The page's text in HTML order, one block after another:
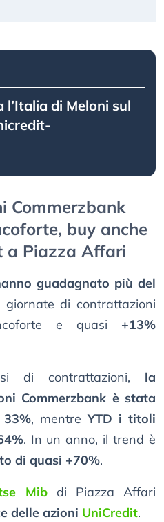
di Meloni sul
Commerzbank
buy anche
a Piazza Affari
guadagnato più del
giornate di contrattazioni
e quasi +13%
di contrattazioni, la
Commerzbank è stata
, mentreYTD i titoli
. In un anno, il trend è
di quasi +70%.
Mibdi Piazza Affari
delle azioni UniCredit.